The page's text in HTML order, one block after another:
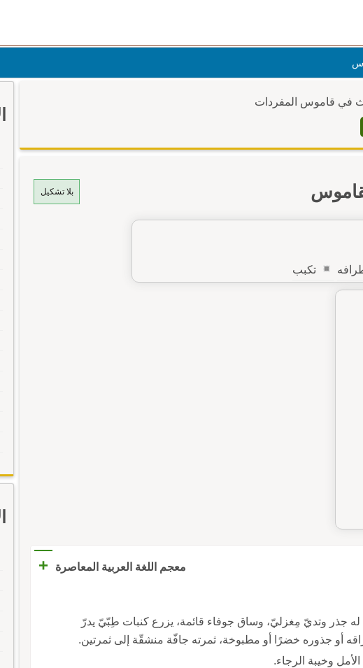
في قاموس المفردات
بلا تشكيل
تكبب
معجم اللغة العربية المعاصرة
+
جذر وتديّ مِغزليّ، وساق جوفاء قائمة، يزرع كنبات طِبّيّ يدرّ
أو جذوره خضرًا أو مطبوخة، ثمرته جافّة منشقّة إلى ثمرتين.
وخيبة الرجاء.